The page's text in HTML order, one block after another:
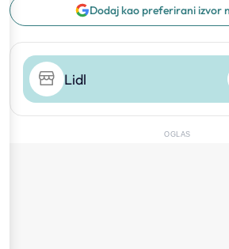
Dodaj kao preferirani izvor
Lidl
OGLAS